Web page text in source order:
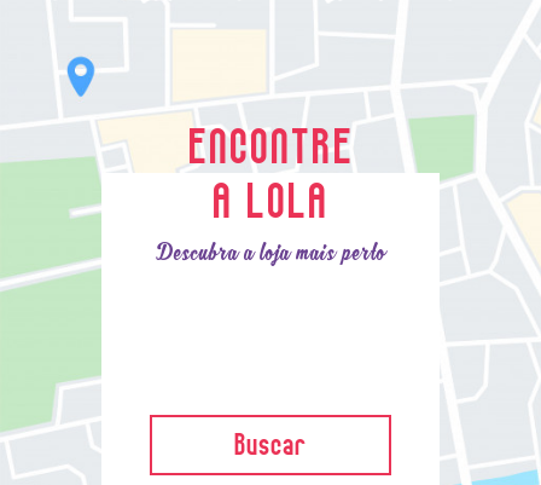
ENCONTRE
A LOLA
Descubra a loja mais perto
Buscar